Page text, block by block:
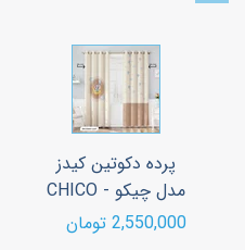
پرده دکوتین کیدز
مدل چیکو - CHICO
2,550,000 تومان